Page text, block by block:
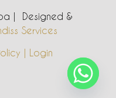
| Designed &
Services
| Login